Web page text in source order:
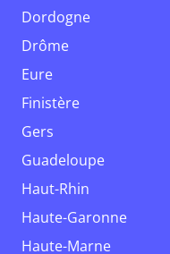
Dordogne
Drôme
Eure
Finistère
Gers
Guadeloupe
Haut-Rhin
Haute-Garonne
Haute-Marne